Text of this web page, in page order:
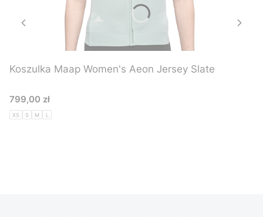
Koszulka Maap Women's Aeon Jersey Slate
Cena
799,00 zł
XS S M L